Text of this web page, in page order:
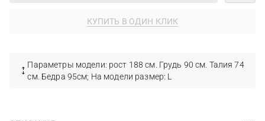
КУПИТЬ В ОДИН КЛИК
Параметры модели: рост 188 см. Грудь 90 см. Талия 74
см. Бедра 95см; На модели размер: L